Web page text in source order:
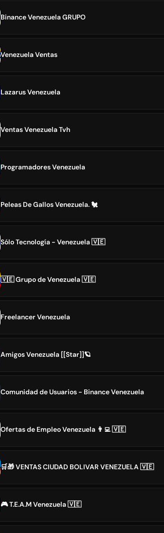
Binance Venezuela GRUPO
Venezuela Ventas
Lazarus Venezuela
Ventas Venezuela Tvh
Programadores Venezuela
Peleas De Gallos Venezuela. 🐔
Sólo Tecnología - Venezuela 🇻🇪
🇻🇪 Grupo de Venezuela 🇻🇪
Freelancer Venezuela
Amigos Venezuela [[Star]]🪐
Comunidad de Usuarios - Binance Venezuela
Ofertas de Empleo Venezuela 👨‍💻 🇻🇪
🛒🎁 VENTAS CIUDAD BOLIVAR VENEZUELA 🇻🇪
🎮 T.E.A.M Venezuela 🇻🇪